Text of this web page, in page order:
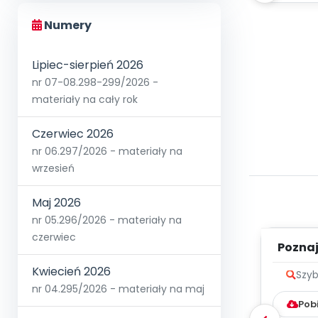
Numery
Lipiec-sierpień 2026
nr 07-08.298-299/2026 -
materiały na cały rok
Czerwiec 2026
nr 06.297/2026 - materiały na
wrzesień
Maj 2026
nr 05.296/2026 - materiały na
czerwiec
Kwiecień 2026
nr 04.295/2026 - materiały na maj